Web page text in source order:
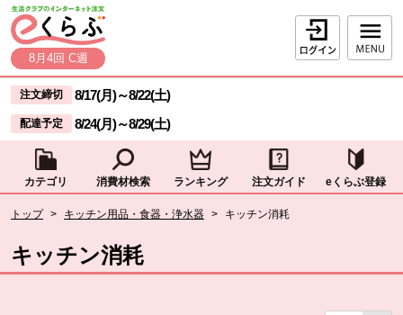
ページの先頭です。
本文へジャンプする。
8月4回 C週
ログイン
ここからサイト内共通メニューです。
サイト内共通メニューをスキップする
注文締切 8/17(月)～8/22(土)
配達予定 8/24(月)～8/29(土)
カテゴリ 消費材検索 ランキング 注文ガイド eくらぶ登録
トップ > キッチン用品・食器・浄水器 > キッチン消耗
キッチン消耗